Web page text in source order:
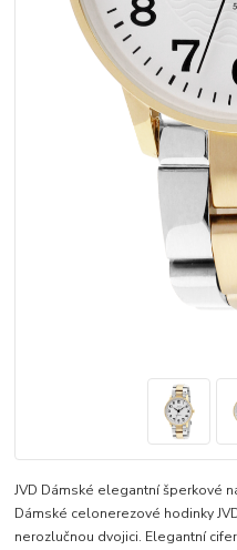
JVD Dámské elegantní šperkové
Dámské celonerezové hodinky
nerozlučnou dvojici. Elegantní